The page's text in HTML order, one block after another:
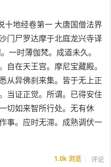
十地经卷第一 大唐国僧法界
门尸罗达摩于北庭龙兴寺译
一时薄伽梵。成道未久。
自在天王宫。摩尼宝藏殿。
从异佛刹来集。皆于无上正
当证正觉。所谓。已得安住
切如来智所行处。无有休
事。应时无滞。成熟调伏一
1.0k浏览 评论